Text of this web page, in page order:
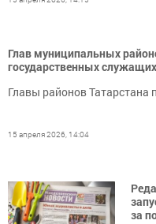
Глав муниципальных
государственных служащих
Главы районов Татарстана
15 апреля 2026, 14:04
за